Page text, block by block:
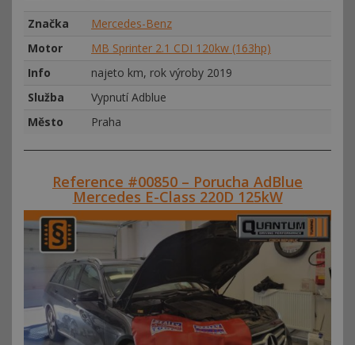
Značka
Mercedes-Benz
Motor
MB Sprinter 2.1 CDI 120kw (163hp)
Info
najeto km, rok výroby 2019
Služba
Vypnutí Adblue
Město
Praha
Reference #00850 – Porucha AdBlue
Mercedes E-Class 220D 125kW